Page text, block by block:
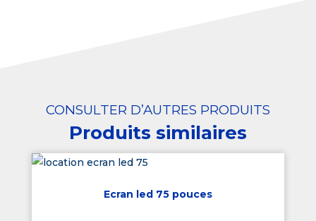
CONSULTER D’AUTRES PRODUITS
Produits similaires
Ecran led 75 pouces